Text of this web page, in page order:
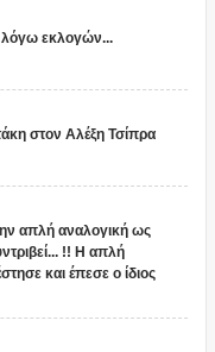
λόγω εκλογών...
στον Αλέξη Τσίπρα
απλή αναλογική ως
!! Η απλή
και έπεσε ο ίδιος